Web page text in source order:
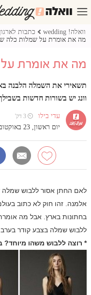
וואלה! wedding כתבות
מה את אומרת על שמלות כלה
מה את אומרת
תשאירי את השמלה הלבנה
וונג יש בשורות חדשות
עדי בילו ⏲ 3 דק'
יום ראשון, 23 באוקטובר 2011, 11:02
לאם החתן אסור ללבוש שמלה
אלמנה. זהו חוק לא כתוב
בחתונות בארץ. אבל מה
ללבוש שמלה בצבע קודר
* רוצה ללבוש משהו מיוחד?